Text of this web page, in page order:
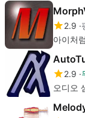
2.9
아이처
2.9
오디오